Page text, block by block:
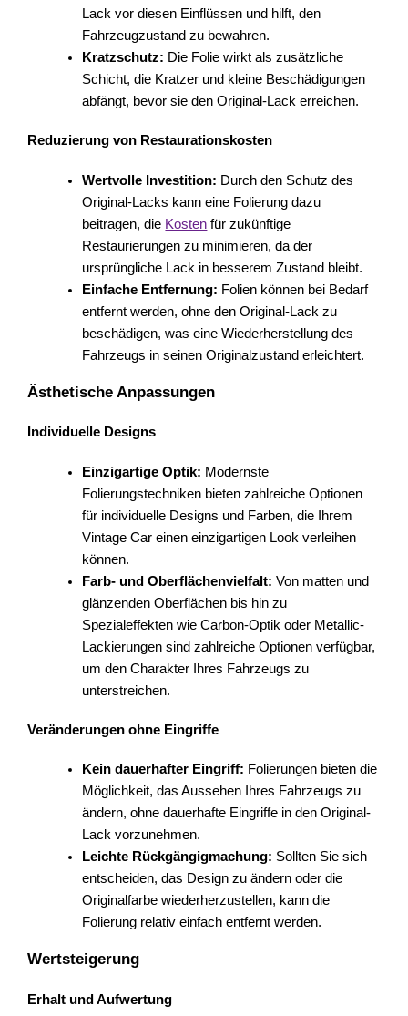
Lack vor diesen Einflüssen und hilft, den
Fahrzeugzustand zu bewahren.
Kratzschutz: Die Folie wirkt als zusätzliche
Schicht, die Kratzer und kleine Beschädigungen
abfängt, bevor sie den Original-Lack erreichen.
Reduzierung von Restaurationskosten
Wertvolle Investition: Durch den Schutz des
Original-Lacks kann eine Folierung dazu
beitragen, die Kosten für zukünftige
Restaurierungen zu minimieren, da der
ursprüngliche Lack in besserem Zustand bleibt.
Einfache Entfernung: Folien können bei Bedarf
entfernt werden, ohne den Original-Lack zu
beschädigen, was eine Wiederherstellung des
Fahrzeugs in seinen Originalzustand erleichtert.
Ästhetische Anpassungen
Individuelle Designs
Einzigartige Optik: Modernste
Folierungstechniken bieten zahlreiche Optionen
für individuelle Designs und Farben, die Ihrem
Vintage Car einen einzigartigen Look verleihen
können.
Farb- und Oberflächenvielfalt: Von matten und
glänzenden Oberflächen bis hin zu
Spezialeffekten wie Carbon-Optik oder Metallic-
Lackierungen sind zahlreiche Optionen verfügbar,
um den Charakter Ihres Fahrzeugs zu
unterstreichen.
Veränderungen ohne Eingriffe
Kein dauerhafter Eingriff: Folierungen bieten die
Möglichkeit, das Aussehen Ihres Fahrzeugs zu
ändern, ohne dauerhafte Eingriffe in den Original-
Lack vorzunehmen.
Leichte Rückgängigmachung: Sollten Sie sich
entscheiden, das Design zu ändern oder die
Originalfarbe wiederherzustellen, kann die
Folierung relativ einfach entfernt werden.
Wertsteigerung
Erhalt und Aufwertung